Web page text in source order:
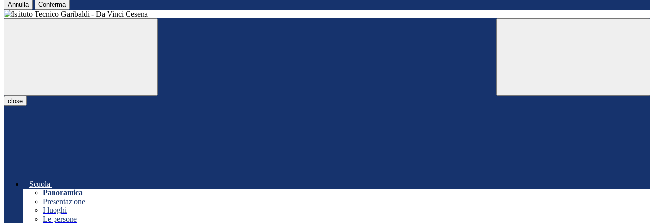
Annulla Conferma
close
Scuola
Panoramica
Presentazione
I luoghi
Le persone